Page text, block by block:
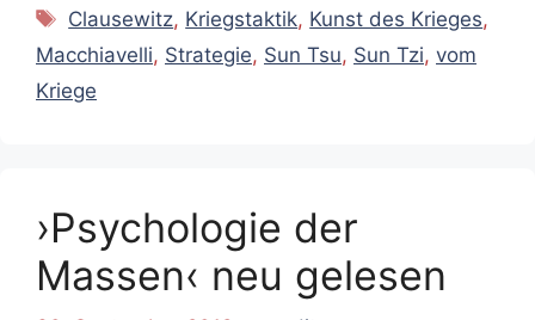
Schlagwörter
Clausewitz, Kriegstaktik, Kunst des Krieges,
Macchiavelli, Strategie, Sun Tsu, Sun Tzi, vom
Kriege
›Psychologie der
Massen‹ neu gelesen